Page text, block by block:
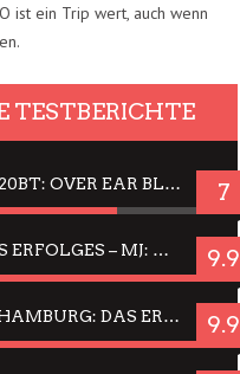
ist ein Trip wert, auch wenn
TESTBERICHTE
JBL TUNE 720BT: OVER EAR BLUETOOTH KOPFHÖRER UM DIE 50,-€ IM DAUER-TEST 7
WEGEN DES ERFOLGES – MJ: MICHAEL JACKSON MUSICAL IN EINER MATINEE SEHEN 9.9
JELLYFISH HAMBURG: DAS ERFOLGREICHE SOMMER-MENÜ 2025 IN GEFÜHLEN UND BILDERN 9.9